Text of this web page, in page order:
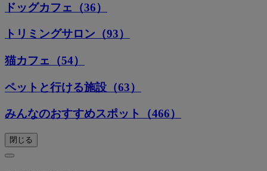
ドッグカフェ（36）
トリミングサロン（93）
猫カフェ（54）
ペットと行ける施設（63）
みんなのおすすめスポット（466）
閉じる